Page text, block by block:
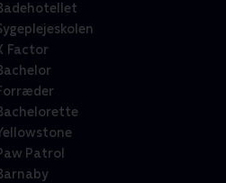
Factor
Patrol